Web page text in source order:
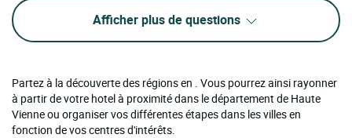
Afficher plus de questions
Partez à la découverte des régions en . Vous pourrez ainsi rayonner
à partir de votre hotel à proximité dans le département de Haute
Vienne ou organiser vos différentes étapes dans les villes en
fonction de vos centres d'intérêts.